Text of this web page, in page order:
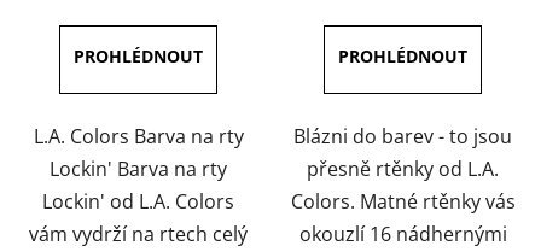
5
hvězdiček.
L.A. Colors Barva na rty
Lockin' Barva na rty
Lockin' od L.A. Colors
vám vydrží na rtech celý
5
hvězdiček.
Blázni do barev - to jsou
přesně rtěnky od L.A.
Colors. Matné rtěnky vás
okouzlí 16 nádhernými